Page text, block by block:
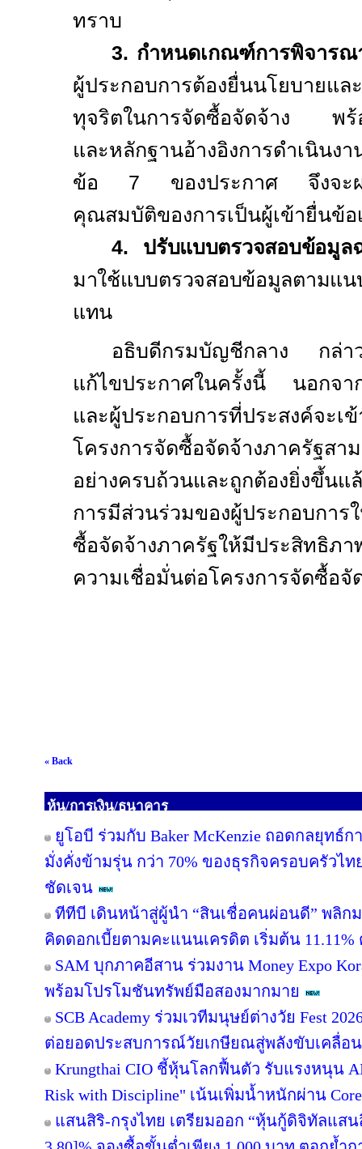
ทราบ
3. กำหนดเกณฑ์การพิจาร
ผู้ประกอบการต้องยื่นนโยบายแล
ทุจริตในการจัดซื้อจัดจ้าง พร้
และหลักฐานอ้างอิงการดำเนิน
ข้อ 7 ของประกาศ จึงจะผ่
คุณสมบัติของการเป็นผู้เข้ายื่นข้อ
4. ปรับแบบตรวจสอบข้อมูล
มาใช้แบบตรวจสอบข้อมูลตามแ
แทน
อธิบดีกรมบัญชีกลาง กล่า
แก้ไขประกาศในครั้งนี้ นอกจา
และผู้ประกอบการที่ประสงค์จะเ
โครงการจัดซื้อจัดจ้างภาครัฐสา
อย่างครบถ้วนและถูกต้องยิ่งขึ้น
การมีส่วนร่วมของผู้ประกอบการ
ซื้อจัดจ้างภาครัฐให้มีประสิทธิ
ความเชื่อมั่นต่อโครงการจัดซื้อจั
« Back
หุ้น/การเงิน/ธนาคาร
ยูโอบี ร่วมกับ Baker McKenzie ถอดกลยุทธ์
มั่งคั่งข้ามรุ่น กว่า 70% ของธุรกิจครอบครัวไ
ชัดเจน
ทีทีบี เดินหน้าสู่ผู้นำ “สินเชื่อคนผ่อนดี” พลิก
คิดดอกเบี้ยตามคะแนนเครดิต เริ่มต้น 11.11%
SAM บุกภาคอีสาน ร่วมงาน Money Expo
พร้อมโปรโมชันทรัพย์มือสองมากมาย
SCB Academy ร่วมเวทีมนุษย์ต่างวัย Fest
ต่อยอดประสบการณ์วัยเกษียณสู่พลังขับเคลื่อน
Krungthai CIO ชี้หุ้นโลกฟื้นตัว รับแรงหนุน
Risk with Discipline" เน้นเพิ่มน้ำหนักผ่าน
แสนสิริ-กรุงไทย เตรียมออก “หุ้นกู้ดิจิทัลแสน